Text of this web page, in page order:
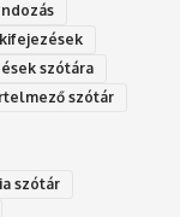
szótára
szótár
Ps‮gólohciz‬ia s‮átóz‬r